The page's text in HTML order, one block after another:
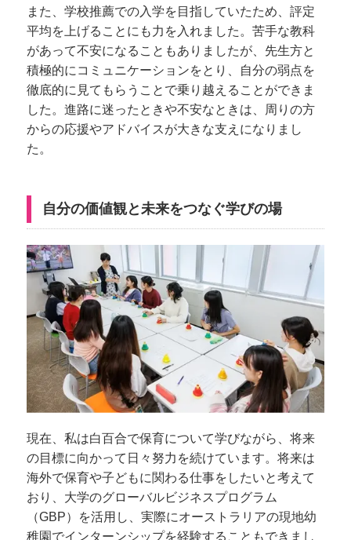
また、学校推薦での入学を目指していたため、評定
平均を上げることにも力を入れました。苦手な教科
があって不安になることもありましたが、先生方と
積極的にコミュニケーションをとり、自分の弱点を
徹底的に見てもらうことで乗り越えることができま
した。進路に迷ったときや不安なときは、周りの方
からの応援やアドバイスが大きな支えになりまし
た。
自分の価値観と未来をつなぐ学びの場
現在、私は白百合で保育について学びながら、将来
の目標に向かって日々努力を続けています。将来は
海外で保育や子どもに関わる仕事をしたいと考えて
おり、大学のグローバルビジネスプログラム
（GBP）を活用し、実際にオーストラリアの現地幼
稚園でインターンシップを経験することもできまし